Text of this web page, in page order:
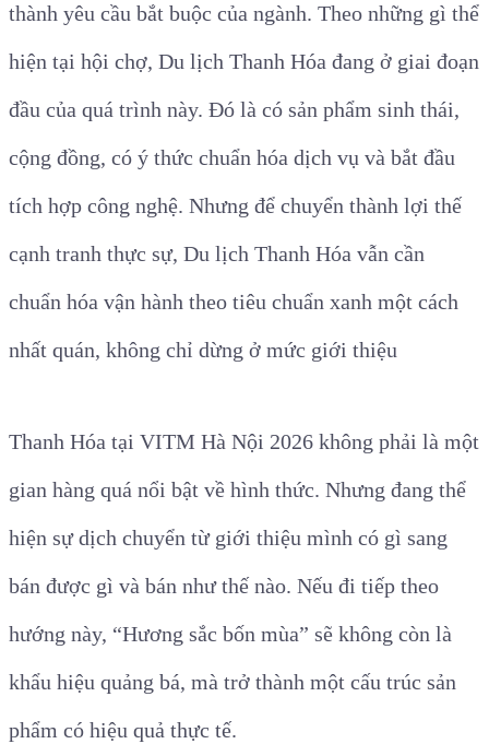
thành yêu cầu bắt buộc của ngành. Theo những gì thể
hiện tại hội chợ, Du lịch Thanh Hóa đang ở giai đoạn
đầu của quá trình này. Đó là có sản phẩm sinh thái,
cộng đồng, có ý thức chuẩn hóa dịch vụ và bắt đầu
tích hợp công nghệ. Nhưng để chuyển thành lợi thế
cạnh tranh thực sự, Du lịch Thanh Hóa vẫn cần
chuẩn hóa vận hành theo tiêu chuẩn xanh một cách
nhất quán, không chỉ dừng ở mức giới thiệu
Thanh Hóa tại VITM Hà Nội 2026 không phải là một
gian hàng quá nổi bật về hình thức. Nhưng đang thể
hiện sự dịch chuyển từ giới thiệu mình có gì sang
bán được gì và bán như thế nào. Nếu đi tiếp theo
hướng này, “Hương sắc bốn mùa” sẽ không còn là
khẩu hiệu quảng bá, mà trở thành một cấu trúc sản
phẩm có hiệu quả thực tế.